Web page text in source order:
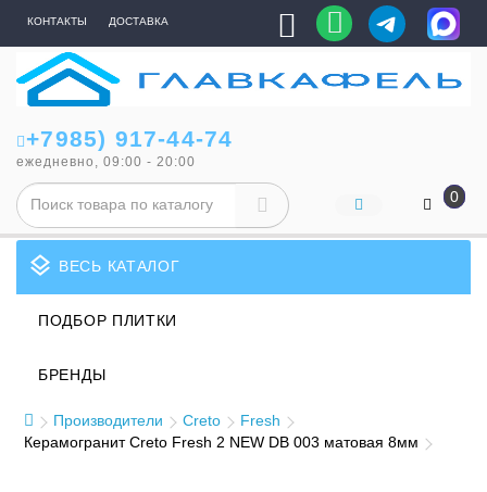
КОНТАКТЫ ДОСТАВКА
+7985) 917-44-74
ежедневно, 09:00 - 20:00
0
layers ВЕСЬ КАТАЛОГ
ПОДБОР ПЛИТКИ
БРЕНДЫ
Производители Creto
Fresh
Керамогранит Creto Fresh 2 NEW DB 003 матовая 8мм